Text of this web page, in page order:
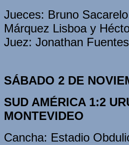
Jueces: Bruno
Márquez Lisboa y
Juez: Jonathan
SÁBADO 2 DE
SUD AMÉRICA 1:2
MONTEVIDEO
Cancha: Estadio